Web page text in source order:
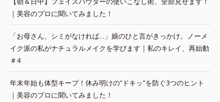
｜美容のプロに聞いてみました！
「お母さん、シミがなければ…」娘のひと言がきっかけ。ノーメ
イク派の私がナチュラルメイクを学びます｜私のキレイ、再始動
＃4
年末年始も体型キープ！休み明けの“ドキッ”を防ぐ3つのヒント
｜美容のプロに聞いてみました！